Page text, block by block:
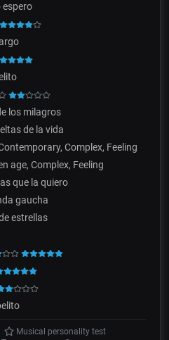
espero
los milagros
de la vida
Complex, Feeling
age, Complex, Feeling
que la quiero
gaucha
estrellas
Musical personality test